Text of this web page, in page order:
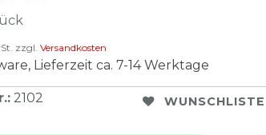
zzgl. Versandkosten
Lieferzeit ca. 7-14 Werktage
: 2102 WUNSCHLISTE